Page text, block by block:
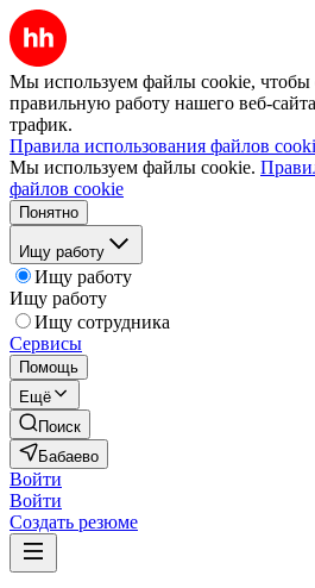
Мы используем файлы cookie, чтобы
правильную работу нашего веб-
трафик.
Правила использования файлов
Мы используем файлы cookie.
файлов cookie
Понятно
Ищу работу
Ищу работу
Ищу работу
Ищу сотрудника
Сервисы
Помощь
Ещё
Поиск
Бабаево
Войти
Войти
Создать резюме